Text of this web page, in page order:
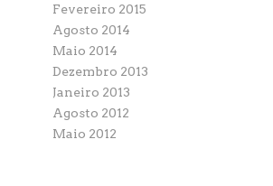
Fevereiro 2015
Agosto 2014
Maio 2014
Dezembro 2013
Janeiro 2013
Agosto 2012
Maio 2012